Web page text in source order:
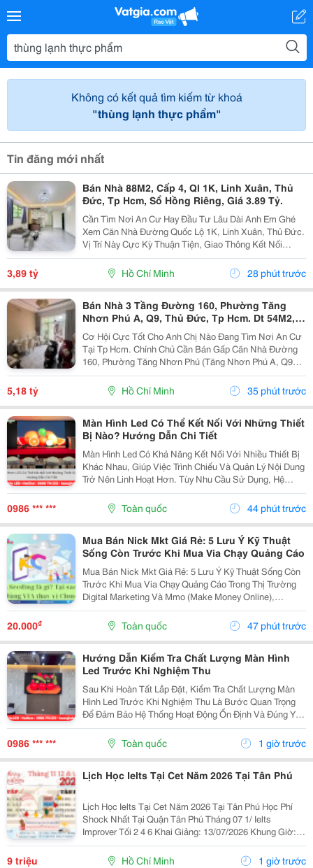
Không có kết quả tìm kiếm từ khoá
"thùng lạnh thực phẩm"
Tin đăng mới nhất
Bán Nhà 88M2, Cấp 4, Ql 1K, Linh Xuân, Thủ
Đức, Tp Hcm, Sổ Hồng Riêng, Giá 3.89 Tỷ.
Cần Tìm Nơi An Cư Hay Đầu Tư Lâu Dài Anh Em Ghé
Xem Căn Nhà Đường Quốc Lộ 1K, Linh Xuân, Thủ Đức.
Vị Trí Này Cực Kỳ Thuận Tiện, Giao Thông Kết Nối
Nhanh Chóng, Cực Kỳ Phù Hợp Cho Khách Mua Để Giữ
Tài Sản Hoặc Cho Thuê Đều Rất Ổn Định. Thông Tin...
3,89 tỷ Hồ Chí Minh 28 phút trước
Bán Nhà 3 Tầng Đường 160, Phường Tăng
Nhơn Phú A, Q9, Thủ Đức, Tp Hcm. Dt 54M2,
Sổ Hồng Riêng. Giá 5,18 Tỷ
Cơ Hội Cực Tốt Cho Anh Chị Nào Đang Tìm Nơi An Cư
Tại Tp Hcm. Chính Chủ Cần Bán Gấp Căn Nhà Đường
160, Phường Tăng Nhơn Phú (Tăng Nhơn Phú A, Q9
Cũ). Vị Trí Nhà Nằm Trong Khu Dân Cư Ổn Định, Giao
Thông Thuận Tiện Chỉ Vài Bước Là Ra Lã Xuân Oai,
5,18 tỷ Hồ Chí Minh 35 phút trước
Màn Hình Led Có Thể Kết Nối Với Những Thiết
Bị Nào? Hướng Dẫn Chi Tiết
Màn Hình Led Có Khả Năng Kết Nối Với Nhiều Thiết Bị
Khác Nhau, Giúp Việc Trình Chiếu Và Quản Lý Nội Dung
Trở Nên Linh Hoạt Hơn. Tùy Nhu Cầu Sử Dụng, Hệ
Thống Có Thể Nhận Tín Hiệu Từ Máy Tính, Laptop,
Camera, Đầu Phát Hd/4K, Tv Box, Điện Thoại, Máy...
0986 *** *** Toàn quốc 44 phút trước
Mua Bán Nick Mkt Giá Rẻ: 5 Lưu Ý Kỹ Thuật
Sống Còn Trước Khi Mua Via Chạy Quảng Cáo
Mua Bán Nick Mkt Giá Rẻ: 5 Lưu Ý Kỹ Thuật Sống Còn
Trước Khi Mua Via Chạy Quảng Cáo Trong Thị Trường
Digital Marketing Và Mmo (Make Money Online),
Facebook Ads Vẫn Luôn Là Kênh Mang Lại Lượng
Khách Hàng Tiềm Năng Và Dòng Doanh Thu Đột Phá.
Để Vận...
20.000₫ Toàn quốc 47 phút trước
Hướng Dẫn Kiểm Tra Chất Lượng Màn Hình
Led Trước Khi Nghiệm Thu
Sau Khi Hoàn Tất Lắp Đặt, Kiểm Tra Chất Lượng Màn
Hình Led Trước Khi Nghiệm Thu Là Bước Quan Trọng
Để Đảm Bảo Hệ Thống Hoạt Động Ổn Định Và Đúng Yêu
Cầu Kỹ Thuật. Một Số Hạng Mục Cần Kiểm Tra Gồm:
Chất Lượng Hiển Thị, Độ Sáng, Màu Sắc, Độ Đồng
0986 *** *** Toàn quốc 1 giờ trước
Lịch Học Ielts Tại Cet Năm 2026 Tại Tân Phú
Lịch Học Ielts Tại Cet Năm 2026 Tại Tân Phú Học Phí
Shock Nhất Tại Quận Tân Phú Tháng 07 1/ Ielts
Improver Tối 2 4 6 Khai Giảng: 13/07/2026 Khung Giờ:
18:00 Đến 21:00 Học Phí Ưu Đãi 5% Khi Đăng Ký 2/ Ielts
Basic Tối 3 5 7 Khai...
9 triệu Hồ Chí Minh 1 giờ trước